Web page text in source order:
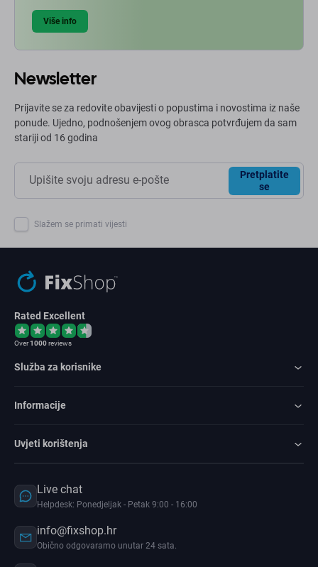
Više info
Newsletter
Prijavite se za redovite obavijesti o popustima i novostima iz naše
ponude. Ujedno, podnošenjem ovog obrasca potvrđujem da sam
stariji od 16 godina
Pretplatite
se
Slažem se primati vijesti
Rated Excellent
Over1000reviews
Služba za korisnike
Informacije
Uvjeti korištenja
Live chat
Helpdesk: Ponedjeljak - Petak 9:00 - 16:00
info@fixshop.hr
Obično odgovaramo unutar 24 sata.